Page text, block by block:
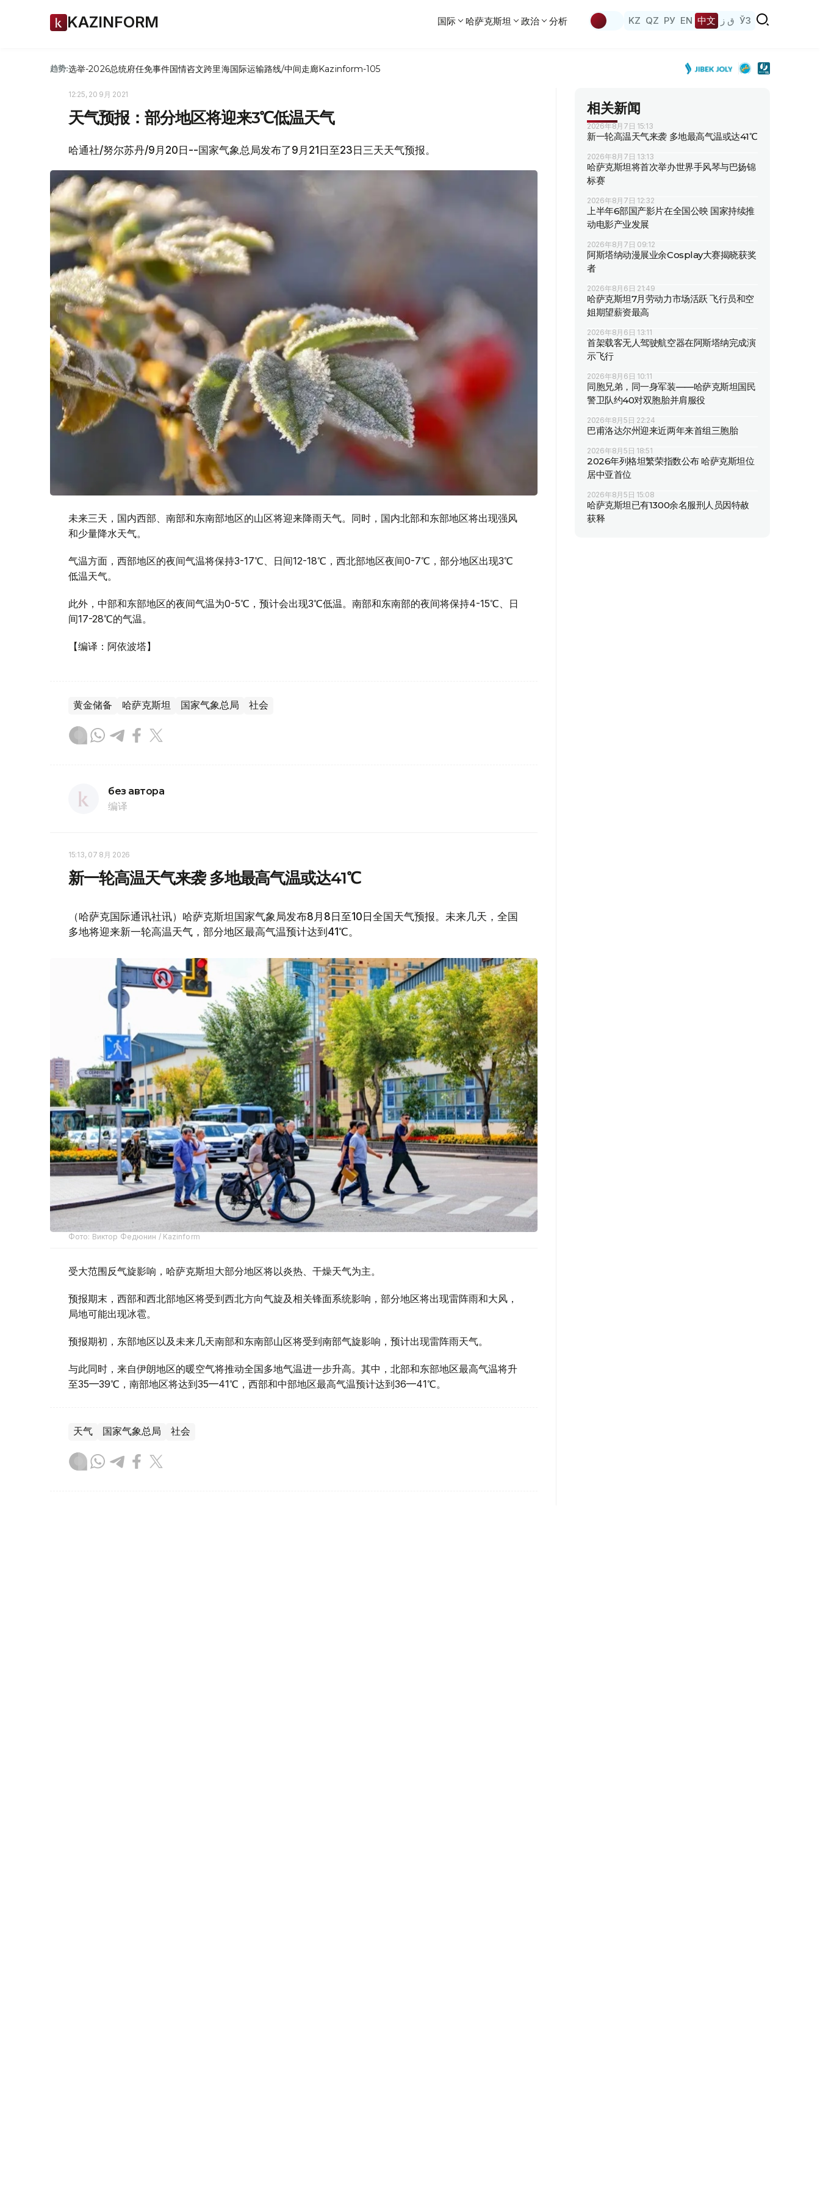
KAZINFORM 国际 哈萨克斯坦 政治 分析 KZ QZ РУ EN 中文 ق ز ЎЗ
趋势:选举-2026总统府任免事件国情咨文跨里海国际运输路线/中间走廊Kazinform-105
12:25, 20 9月 2021
天气预报：部分地区将迎来3℃低温天气
哈通社/努尔苏丹/9月20日--国家气象总局发布了9月21日至23日三天天气预报。
未来三天，国内西部、南部和东南部地区的山区将迎来降雨天气。同时，国内北部和东部地区将出现强风
和少量降水天气。
气温方面，西部地区的夜间气温将保持3-17℃、日间12-18℃，西北部地区夜间0-7℃，部分地区出现3℃
低温天气。
此外，中部和东部地区的夜间气温为0-5℃，预计会出现3℃低温。南部和东南部的夜间将保持4-15℃、日
间17-28℃的气温。
【编译：阿依波塔】
黄金储备 哈萨克斯坦 国家气象总局 社会
без автора
编译
15:13, 07 8月 2026
新一轮高温天气来袭 多地最高气温或达41℃
（哈萨克国际通讯社讯）哈萨克斯坦国家气象局发布8月8日至10日全国天气预报。未来几天，全国
多地将迎来新一轮高温天气，部分地区最高气温预计达到41℃。
Фото: Виктор Федюнин / Kazinform
受大范围反气旋影响，哈萨克斯坦大部分地区将以炎热、干燥天气为主。
预报期末，西部和西北部地区将受到西北方向气旋及相关锋面系统影响，部分地区将出现雷阵雨和大风，
局地可能出现冰雹。
预报期初，东部地区以及未来几天南部和东南部山区将受到南部气旋影响，预计出现雷阵雨天气。
与此同时，来自伊朗地区的暖空气将推动全国多地气温进一步升高。其中，北部和东部地区最高气温将升
至35—39℃，南部地区将达到35—41℃，西部和中部地区最高气温预计达到36—41℃。
天气 国家气象总局 社会
相关新闻
2026年8月7日 15:13
新一轮高温天气来袭 多地最高气温或达41℃
2026年8月7日 13:13
哈萨克斯坦将首次举办世界手风琴与巴扬锦
标赛
2026年8月7日 12:32
上半年6部国产影片在全国公映 国家持续推
动电影产业发展
2026年8月7日 09:12
阿斯塔纳动漫展业余Cosplay大赛揭晓获奖
者
2026年8月6日 21:49
哈萨克斯坦7月劳动力市场活跃 飞行员和空
姐期望薪资最高
2026年8月6日 13:11
首架载客无人驾驶航空器在阿斯塔纳完成演
示飞行
2026年8月6日 10:11
同胞兄弟，同一身军装——哈萨克斯坦国民
警卫队约40对双胞胎并肩服役
2026年8月5日 22:24
巴甫洛达尔州迎来近两年来首组三胞胎
2026年8月5日 18:51
2026年列格坦繁荣指数公布 哈萨克斯坦位
居中亚首位
2026年8月5日 15:08
哈萨克斯坦已有1300余名服刑人员因特赦
获释